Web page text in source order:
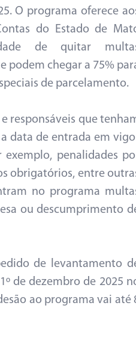
O programa oferece
do Estado de
de quitar
podem chegar a 75%
de parcelamento.
responsáveis que
data de entrada em
exemplo, penalidades
obrigatórios, entre
no programa
ou descumprimento
de levantamento
de dezembro de 2025
ao programa vai até